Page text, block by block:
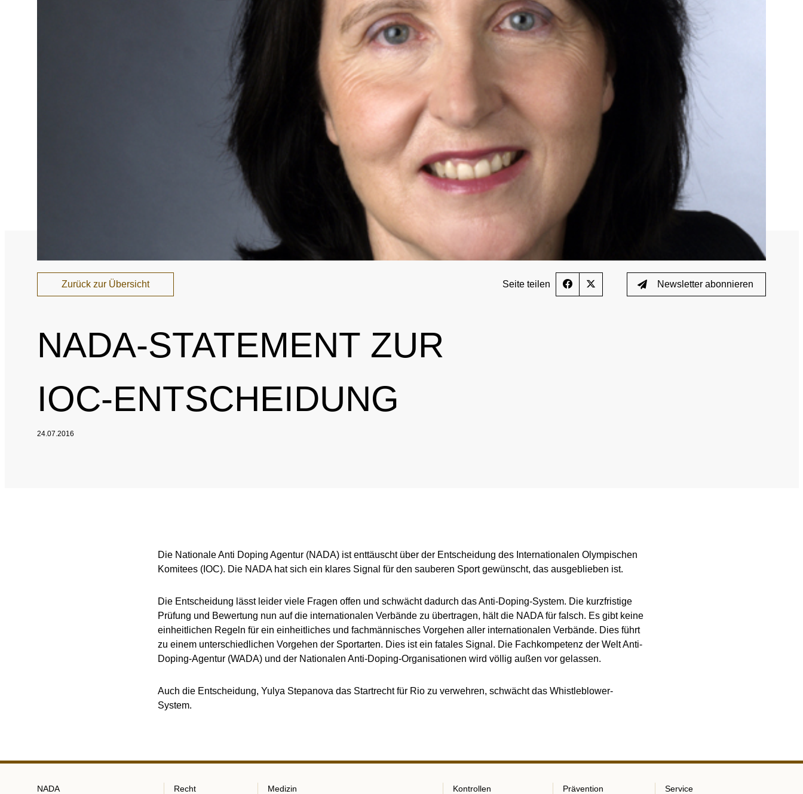
Nationales und internationales Engagement
Sponsoring und Partner
Jahresberichte
SPRICH'S AN
Interne Meldestelle
Ergebnismanagement
Disziplinarverfahren
Sportgerichtsbarkeit
Intelligence & Investigations
Wichtige Änderungen der Verbotsliste 2026
Im Krankheitsfall: Medizinische Ausnahmegenehmigung (TUE)
Regelung für Nicht-Testpool-Athletinnen und -Athleten
Regelung für Testpool-Athletinnen und -Athleten
Digitale Beispielliste
Trainingskontrollen
Meldepflichten
Wettkampfkontrollen
ADAMS
Medikationskontrollen bei Pferden
Wissenschaftliche Publikationen
Wissenscenter
Stellenangebote
Übersicht digitales Angebot der NADA
Zurück zur Übersicht Seite teilen Newsletter abonnieren
NADA-STATEMENT ZUR
IOC-ENTSCHEIDUNG
24.07.2016
Die Nationale Anti Doping Agentur (NADA) ist enttäuscht über der Entscheidung des Internationalen Olympischen
Komitees (IOC). Die NADA hat sich ein klares Signal für den sauberen Sport gewünscht, das ausgeblieben ist.
Die Entscheidung lässt leider viele Fragen offen und schwächt dadurch das Anti-Doping-System. Die kurzfristige
Prüfung und Bewertung nun auf die internationalen Verbände zu übertragen, hält die NADA für falsch. Es gibt keine
einheitlichen Regeln für ein einheitliches und fachmännisches Vorgehen aller internationalen Verbände. Dies führt
zu einem unterschiedlichen Vorgehen der Sportarten. Dies ist ein fatales Signal. Die Fachkompetenz der Welt Anti-
Doping-Agentur (WADA) und der Nationalen Anti-Doping-Organisationen wird völlig außen vor gelassen.
Auch die Entscheidung, Yulya Stepanova das Startrecht für Rio zu verwehren, schwächt das Whistleblower-
System.
NADA Recht Medizin Kontrollen Prävention Service